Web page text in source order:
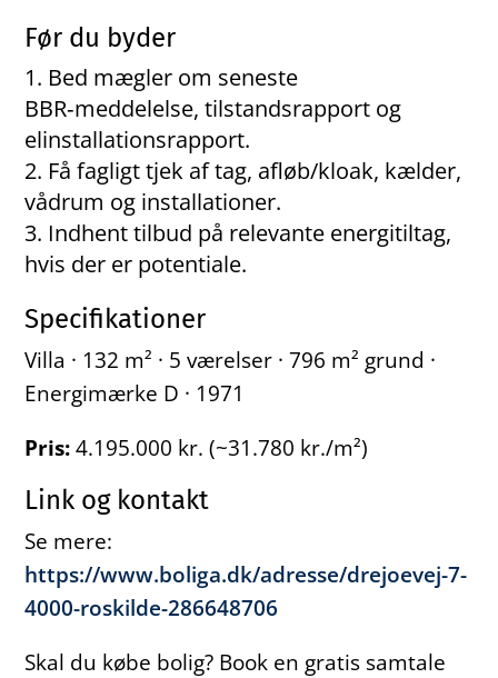
Før du byder
Bed mægler om seneste
BBR‑meddelelse, tilstandsrapport og
elinstallationsrapport.
Få fagligt tjek af tag, afløb/kloak, kælder,
vådrum og installationer.
Indhent tilbud på relevante energitiltag,
hvis der er potentiale.
Specifikationer
Villa · 132 m² · 5 værelser · 796 m² grund ·
Energimærke D · 1971
Pris:4.195.000 kr. (~31.780 kr./m²)
Link og kontakt
Se mere:
https://www.boliga.dk/adresse/drejoevej-7-
4000-roskilde-286648706
Skal du købe bolig? Book en gratis samtale